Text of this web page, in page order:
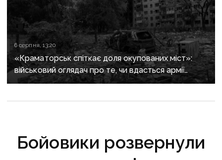
6 серпня, 13:20
«Краматорськ спіткає доля окупованих міст»:
військовий оглядач про те, чи вдасться армії
рф захопити останню агломерацію Донеччини до
Бойовики розвернули